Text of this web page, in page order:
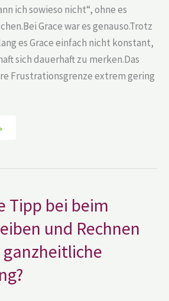
ich sowieso nicht“, ohne es
Grace war es genauso.Trotz
es Grace einfach nicht konstant,
sich dauerhaft zu merken.Das
Frustrationsgrenze extrem gering
Tipp bei beim
und Rechnen